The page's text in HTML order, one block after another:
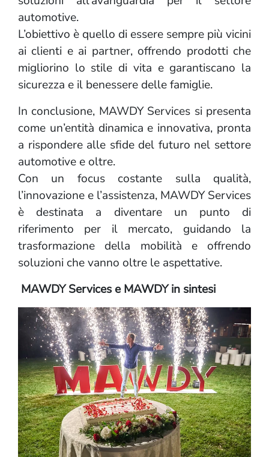
automotive.
L’obiettivo è quello di essere sempre più vicini
ai clienti e ai partner, offrendo prodotti che
migliorino lo stile di vita e garantiscano la
sicurezza e il benessere delle famiglie.
In conclusione, MAWDY Services si presenta
come un’entità dinamica e innovativa, pronta
a rispondere alle sfide del futuro nel settore
automotive e oltre.
Con un focus costante sulla qualità,
l’innovazione e l’assistenza, MAWDY Services
è destinata a diventare un punto di
riferimento per il mercato, guidando la
trasformazione della mobilità e offrendo
soluzioni che vanno oltre le aspettative.
MAWDY Services e MAWDY in sintesi